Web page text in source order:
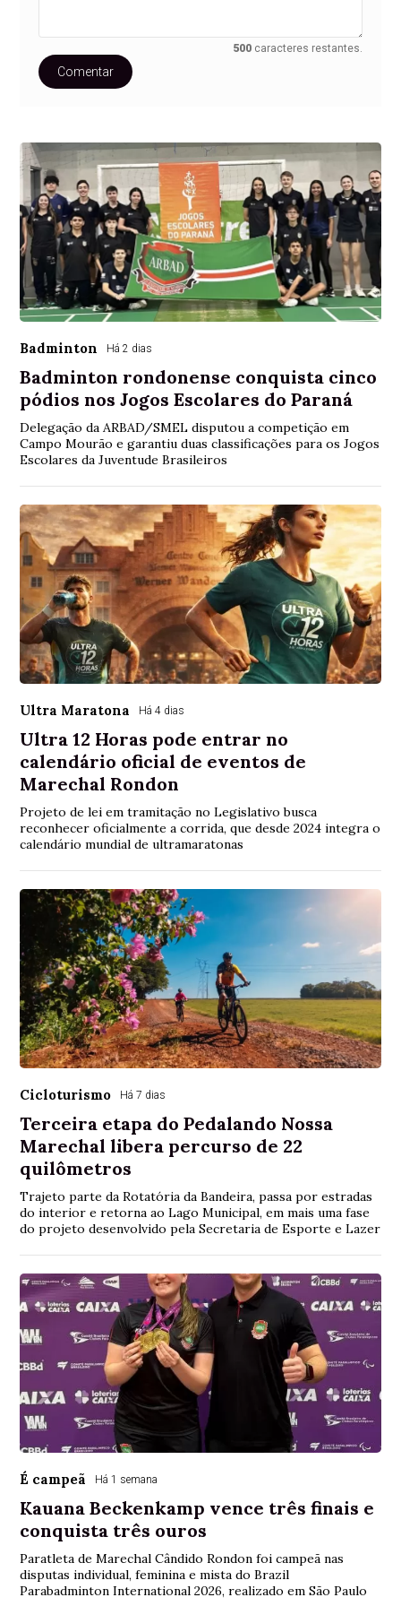
500 caracteres restantes.
Comentar
Badminton Há 2 dias
Badminton rondonense conquista cinco
pódios nos Jogos Escolares do Paraná
Delegação da ARBAD/SMEL disputou a competição em
Campo Mourão e garantiu duas classificações para os Jogos
Escolares da Juventude Brasileiros
Ultra Maratona Há 4 dias
Ultra 12 Horas pode entrar no
calendário oficial de eventos de
Marechal Rondon
Projeto de lei em tramitação no Legislativo busca
reconhecer oficialmente a corrida, que desde 2024 integra o
calendário mundial de ultramaratonas
Cicloturismo Há 7 dias
Terceira etapa do Pedalando Nossa
Marechal libera percurso de 22
quilômetros
Trajeto parte da Rotatória da Bandeira, passa por estradas
do interior e retorna ao Lago Municipal, em mais uma fase
do projeto desenvolvido pela Secretaria de Esporte e Lazer
É campeã Há 1 semana
Kauana Beckenkamp vence três finais e
conquista três ouros
Paratleta de Marechal Cândido Rondon foi campeã nas
disputas individual, feminina e mista do Brazil
Parabadminton International 2026, realizado em São Paulo